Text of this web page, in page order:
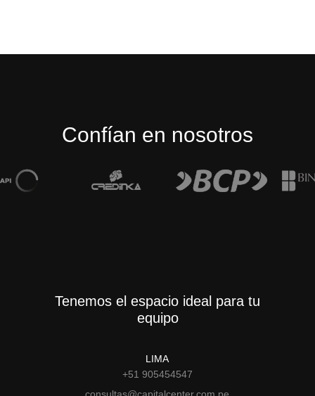
Confían en nosotros
Tenemos el espacio ideal para tu
equipo
LIMA
+51 905454547
consultas@capitalcenter.com.pe